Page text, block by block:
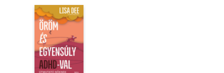
Társadalomtudomány
Természettudomány
Történelem